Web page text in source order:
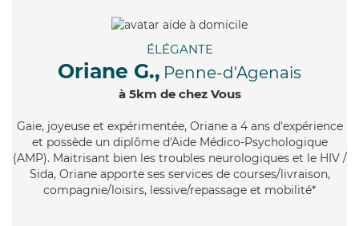
ÉLÉGANTE
Oriane G., Penne-d'Agenais
à 5km de chez Vous
Gaie, joyeuse et expérimentée, Oriane a 4 ans d'expérience
et possède un diplôme d'Aide Médico-Psychologique
(AMP). Maitrisant bien les troubles neurologiques et le HIV /
Sida, Oriane apporte ses services de courses/livraison,
compagnie/loisirs, lessive/repassage et mobilité*